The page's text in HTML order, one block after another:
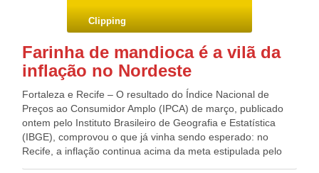
Clipping
Farinha de mandioca é a vilã da
inflação no Nordeste
Fortaleza e Recife – O resultado do Índice Nacional de
Preços ao Consumidor Amplo (IPCA) de março, publicado
ontem pelo Instituto Brasileiro de Geografia e Estatística
(IBGE), comprovou o que já vinha sendo esperado: no
Recife, a inflação continua acima da meta estipulada pelo